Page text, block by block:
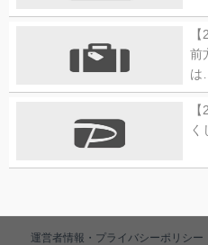
前
は…
く
運営者情報・プライバシーポリシー